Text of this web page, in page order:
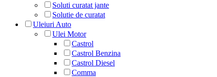
Soluti curatat jante
Solutie de curatat
Uleiuri Auto
Ulei Motor
Castrol
Castrol Benzina
Castrol Diesel
Comma